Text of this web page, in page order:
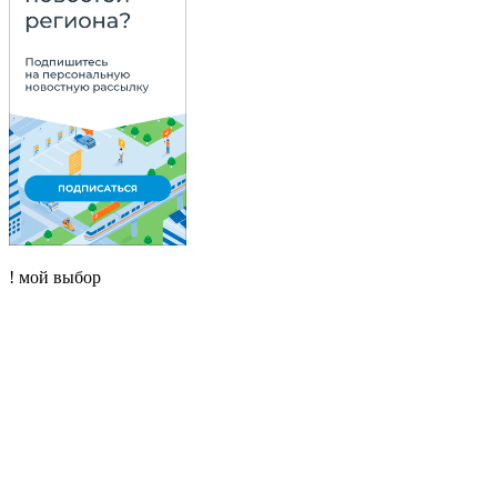
! мой выбор